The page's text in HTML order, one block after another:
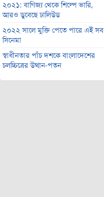
২০২১: বাণিজ্য থেকে শিল্পে ভারি,
আরও ডুবেছে ঢালিউড
২০২২ সালে মুক্তি পেতে পারে এই সব
সিনেমা
স্বাধীনতার পাঁচ দশকে বাংলাদেশের
চলচ্চিত্রের উত্থান-পতন